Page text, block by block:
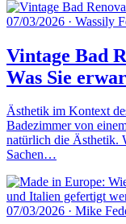
07/03/2026 · Wassily
Vintage Bad
Was Sie
Ästhetik im Kontext
Badezimmer von
natürlich die Ästhetik.
Sachen…
07/03/2026 · Mike